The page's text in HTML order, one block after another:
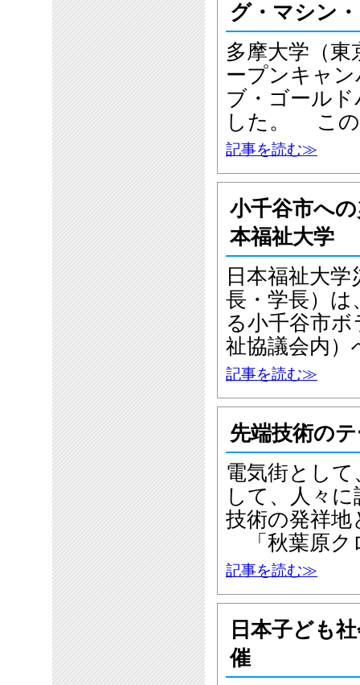
グ・マシン
多摩大学（東
ープンキャ
ブ・ゴール
した。 こ
記事を読む≫
小千谷市へ
本福祉大学
日本福祉大
長・学長）は
る小千谷市
祉協議会内
記事を読む≫
先端技術の
電気街とし
して、人々
技術の発祥
「秋葉原
記事を読む≫
日本子ども
催